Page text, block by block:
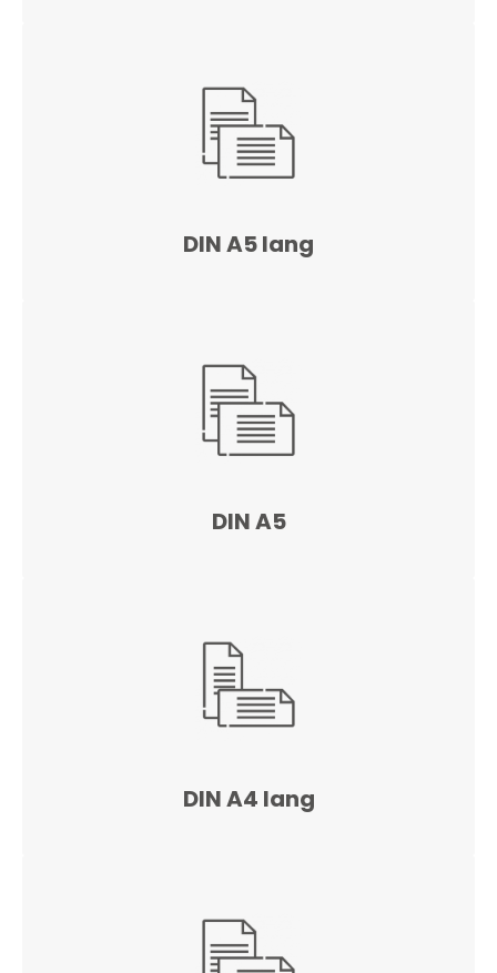
DIN A5 lang
DIN A5
DIN A4 lang